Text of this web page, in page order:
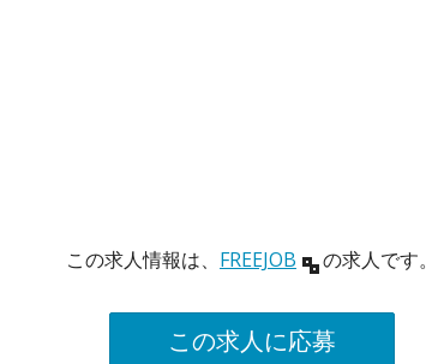
この求人情報は、 FREEJOB の求人です。
この求人に応募